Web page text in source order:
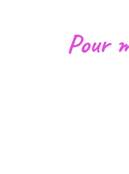
Pour